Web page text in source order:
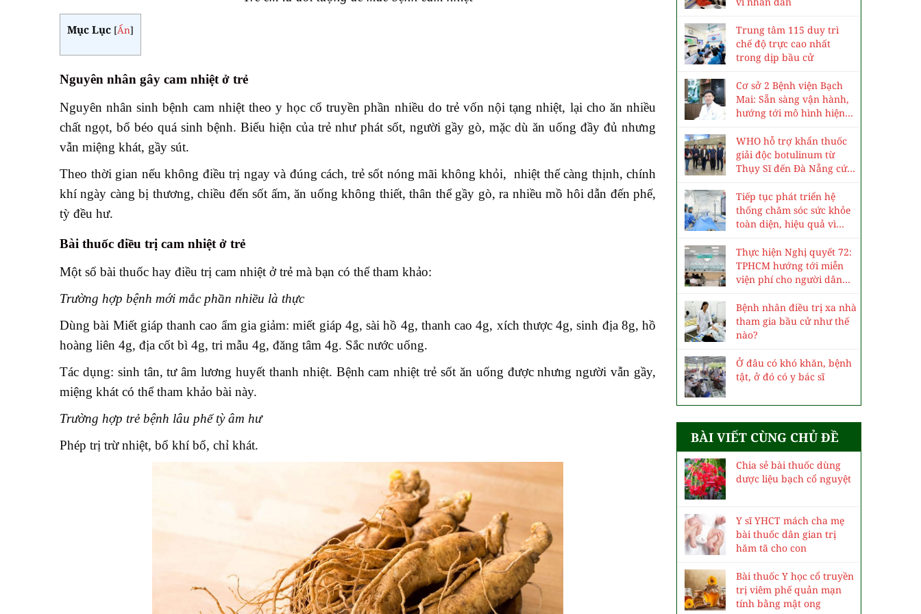
Mục Lục [Ẩn]
Nguyên nhân gây cam nhiệt ở trẻ
Nguyên nhân sinh bệnh cam nhiệt theo y học cổ truyền phần nhiều do trẻ vốn nội tạng nhiệt, lại cho ăn nhiều
chất ngọt, bổ béo quá sinh bệnh. Biểu hiện của trẻ như phát sốt, người gầy gò, mặc dù ăn uống đầy đủ nhưng
vẫn miệng khát, gầy sút.
Theo thời gian nếu không điều trị ngay và đúng cách, trẻ sốt nóng mãi không khỏi, nhiệt thế càng thịnh, chính
khí ngày càng bị thương, chiều đến sốt ấm, ăn uống không thiết, thân thể gầy gò, ra nhiều mồ hôi dẫn đến phế,
tỳ đều hư.
Bài thuốc điều trị cam nhiệt ở trẻ
Một số bài thuốc hay điều trị cam nhiệt ở trẻ mà bạn có thể tham khảo:
Trường hợp bệnh mới mắc phần nhiều là thực
Dùng bài Miết giáp thanh cao ẩm gia giảm: miết giáp 4g, sài hồ 4g, thanh cao 4g, xích thược 4g, sinh địa 8g, hồ
hoàng liên 4g, địa cốt bì 4g, tri mẫu 4g, đăng tâm 4g. Sắc nước uống.
Tác dụng: sinh tân, tư âm lương huyết thanh nhiệt. Bệnh cam nhiệt trẻ sốt ăn uống được nhưng người vẫn gầy,
miệng khát có thể tham khảo bài này.
Trường hợp trẻ bệnh lâu phế tỳ âm hư
Phép trị trừ nhiệt, bổ khí bổ, chỉ khát.
Trung tâm 115 duy trì
chế độ trực cao nhất
trong dịp bầu cử
Cơ sở 2 Bệnh viện Bạch
Mai: Sẵn sàng vận hành,
hướng tới mô hình hiện
WHO hỗ trợ khẩn thuốc
giải độc botulinum từ
Thụy Sĩ đến Đà Nẵng cứu
Tiếp tục phát triển hệ
thống chăm sóc sức khỏe
toàn diện, hiệu quả vì
Thực hiện Nghị quyết 72:
TPHCM hướng tới miễn
viện phí cho người dân
Bệnh nhân điều trị xa nhà
tham gia bầu cử như thế
nào?
Ở đâu có khó khăn, bệnh
tật, ở đó có y bác sĩ
BÀI VIẾT CÙNG CHỦ ĐỀ
Chia sẻ bài thuốc dùng
dược liệu bạch cổ nguyệt
Y sĩ YHCT mách cha mẹ
bài thuốc dân gian trị
hăm tã cho con
Bài thuốc Y học cổ truyền
trị viêm phế quản mạn
tính bằng mật ong